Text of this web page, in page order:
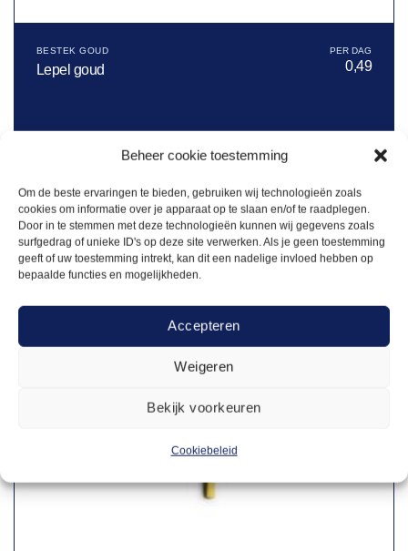
Beheer cookie toestemming
Om de beste ervaringen te bieden, gebruiken wij technologieën zoals
cookies om informatie over je apparaat op te slaan en/of te raadplegen.
Door in te stemmen met deze technologieën kunnen wij gegevens zoals
surfgedrag of unieke ID's op deze site verwerken. Als je geen toestemming
geeft of uw toestemming intrekt, kan dit een nadelige invloed hebben op
bepaalde functies en mogelijkheden.
Accepteren
Weigeren
Bekijk voorkeuren
Cookiebeleid
BESTEK GOUD
Lepel goud 0,49
Toevoegen
aan
verlanglijst